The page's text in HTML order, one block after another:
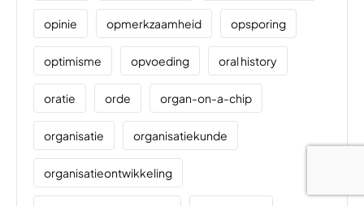
opinie opmerkzaamheid opsporing
optimisme opvoeding oral history
oratie orde organ-on-a-chip
organisatie organisatiekunde
organisatieontwikkeling